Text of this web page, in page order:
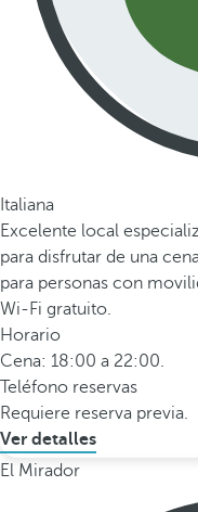
Italiana
Excelente local
para disfrutar de una
para personas con
Wi-Fi gratuito.
Horario
Cena: 18:00 a 22:00.
Teléfono reservas
Requiere reserva previa.
Ver detalles
El Mirador